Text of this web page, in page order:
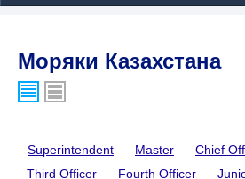
Моряки Казахстана
Superintendent Master Chief
Third Officer
Fourth Officer